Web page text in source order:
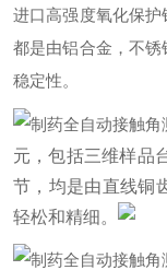
进口高强度氧化保
都是由铝合金，不
稳定性。
元，包括三维样品
节，均是由直线铜
轻松和精细。